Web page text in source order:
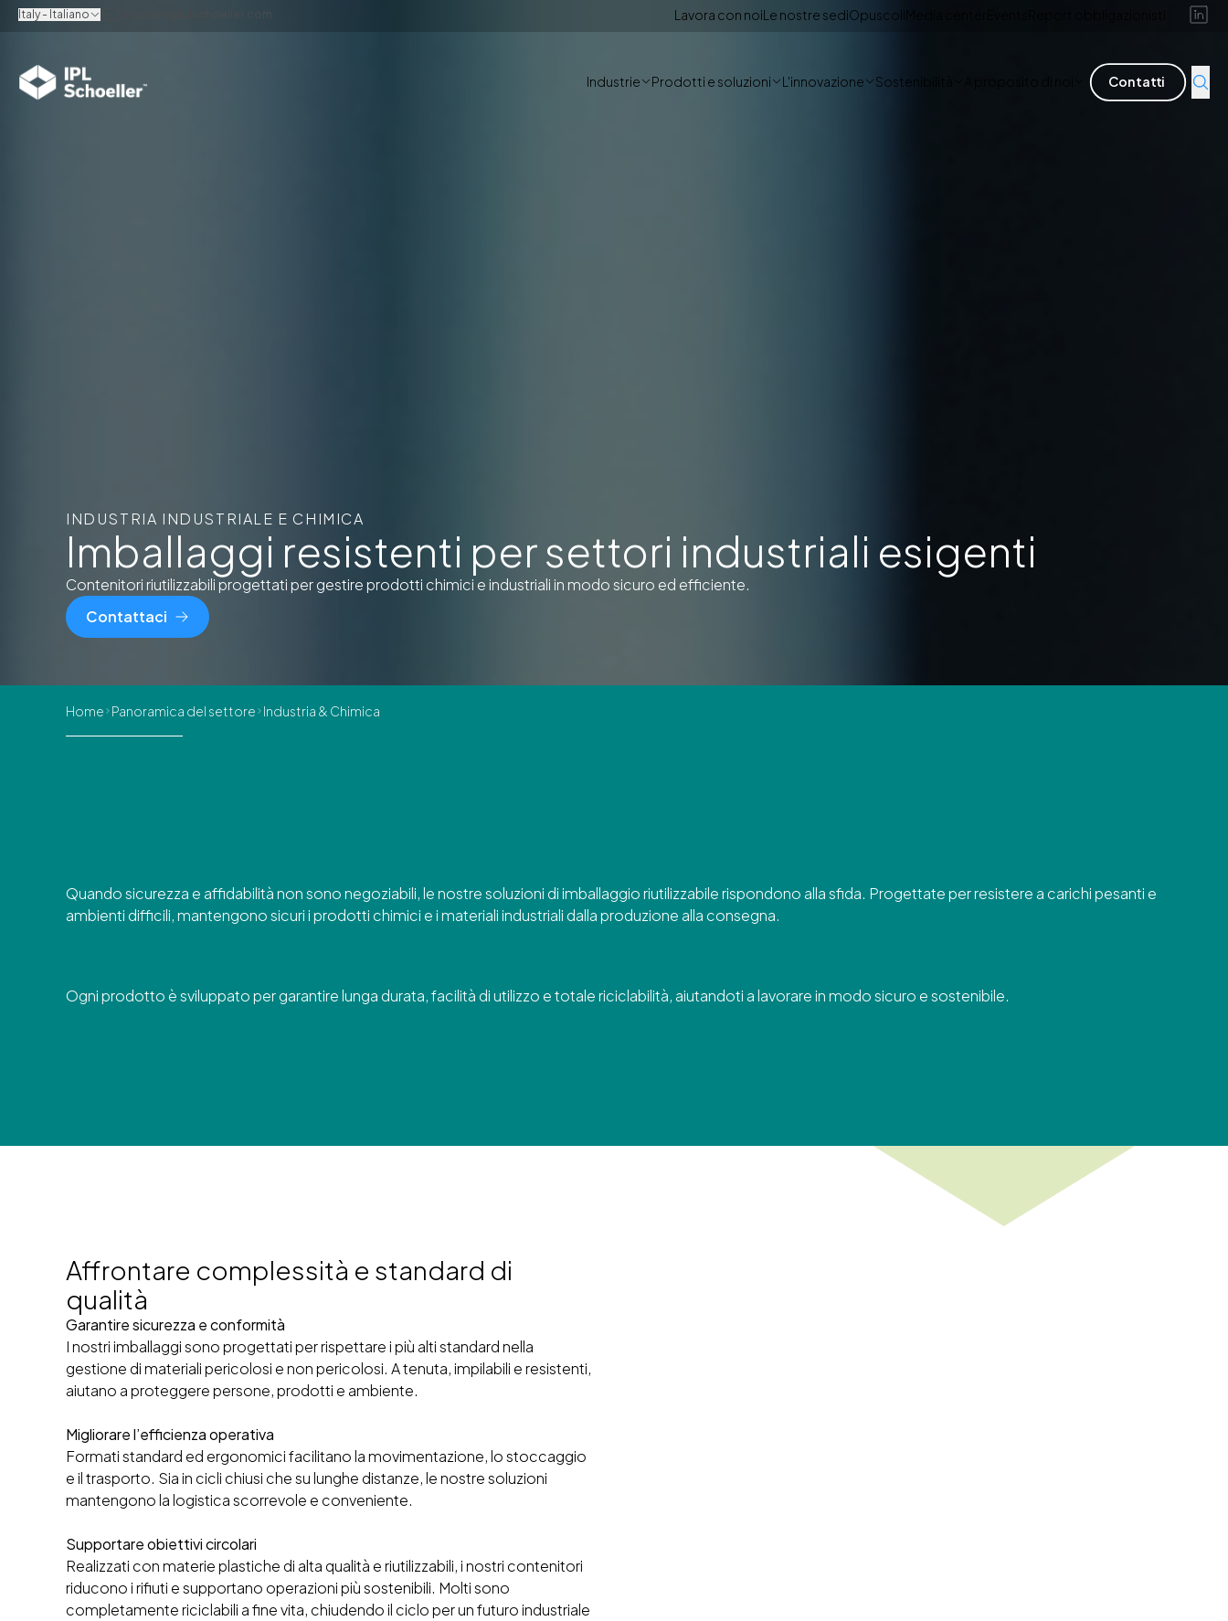
Italy - Italiano info.italy@iplschoeller.com Lavora con noiLe nostre sediOpuscoliMedia center
Industrie Prodotti e soluzioni L'innovazione Sostenibilità Contatti
INDUSTRIA INDUSTRIALE E CHIMICA
Imballaggi resistenti per settori industriali esigenti
Contenitori riutilizzabili progettati per gestire prodotti chimici e industriali in modo sicuro ed efficiente.
Contattaci
Home Panoramica del settore Industria & Chimica
Quando sicurezza e affidabilità non sono negoziabili, le nostre soluzioni di imballaggio riutilizzabile rispondono alla sfida. Progettate per resistere a carichi pesanti e
ambienti difficili, mantengono sicuri i prodotti chimici e i materiali industriali dalla produzione alla consegna.
Ogni prodotto è sviluppato per garantire lunga durata, facilità di utilizzo e totale riciclabilità, aiutandoti a lavorare in modo sicuro e sostenibile.
Affrontare complessità e standard di
qualità
Garantire sicurezza e conformità
I nostri imballaggi sono progettati per rispettare i più alti standard nella
gestione di materiali pericolosi e non pericolosi. A tenuta, impilabili e resistenti,
aiutano a proteggere persone, prodotti e ambiente.
Migliorare l’efficienza operativa
Formati standard ed ergonomici facilitano la movimentazione, lo stoccaggio
e il trasporto. Sia in cicli chiusi che su lunghe distanze, le nostre soluzioni
mantengono la logistica scorrevole e conveniente.
Supportare obiettivi circolari
Realizzati con materie plastiche di alta qualità e riutilizzabili, i nostri contenitori
riducono i rifiuti e supportano operazioni più sostenibili. Molti sono
completamente riciclabili a fine vita, chiudendo il ciclo per un futuro industriale